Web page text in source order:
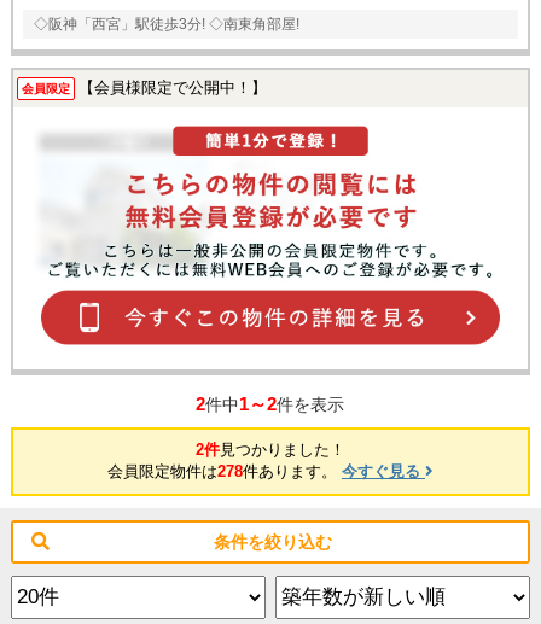
◇阪神「西宮」駅徒歩3分! ◇南東角部屋!
会員限定 【会員様限定で公開中！】
2件中1～2件を表示
2件見つかりました！
会員限定物件は278件あります。 今すぐ見る
条件を絞り込む